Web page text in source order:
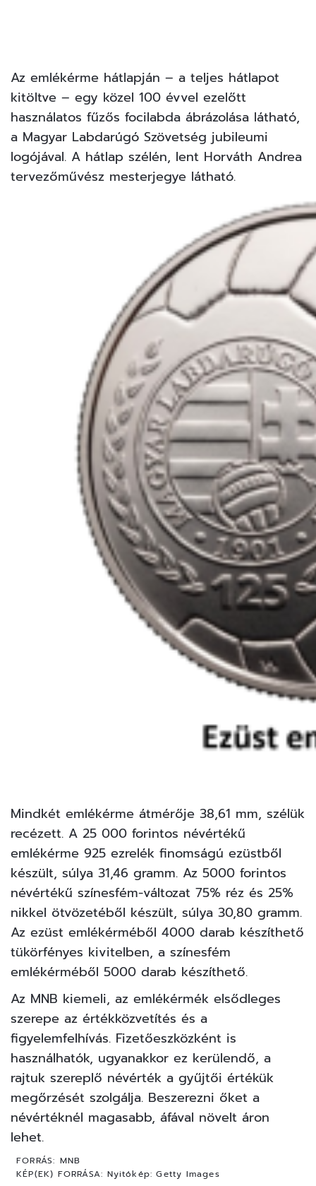
Az emlékérme hátlapján – a teljes hátlapot
kitöltve – egy közel 100 évvel ezelőtt
használatos fűzős focilabda ábrázolása látható,
a Magyar Labdarúgó Szövetség jubileumi
logójával. A hátlap szélén, lent Horváth Andrea
tervezőművész mesterjegye látható.
Mindkét emlékérme átmérője 38,61 mm, szélük
recézett. A 25 000 forintos névértékű
emlékérme 925 ezrelék finomságú ezüstből
készült, súlya 31,46 gramm. Az 5000 forintos
névértékű színesfém-változat 75% réz és 25%
nikkel ötvözetéből készült, súlya 30,80 gramm.
Az ezüst emlékérméből 4000 darab készíthető
tükörfényes kivitelben, a színesfém
emlékérméből 5000 darab készíthető.
Az MNB kiemeli, az emlékérmék elsődleges
szerepe az értékközvetítés és a
figyelemfelhívás. Fizetőeszközként is
használhatók, ugyanakkor ez kerülendő, a
rajtuk szereplő névérték a gyűjtői értékük
megőrzését szolgálja. Beszerezni őket a
névértéknél magasabb, áfával növelt áron
lehet.
FORRÁS: MNB
KÉP(EK) FORRÁSA: Nyitókép: Getty Images